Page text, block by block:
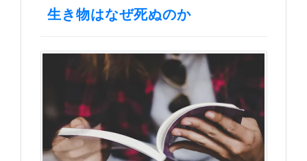
生き物はなぜ死ぬのか